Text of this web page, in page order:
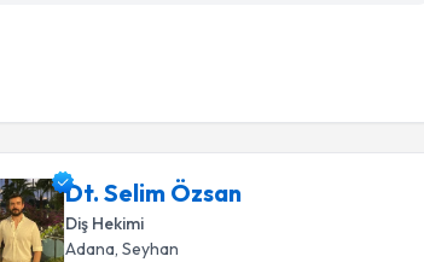
Dt. Selim Özsan
Diş Hekimi
Adana, Seyhan